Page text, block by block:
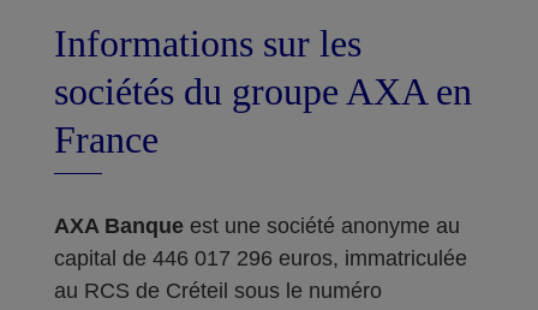
Informations sur les
sociétés du groupe AXA en
France
AXA Banque est une société anonyme au
capital de 446 017 296 euros, immatriculée
au RCS de Créteil sous le numéro